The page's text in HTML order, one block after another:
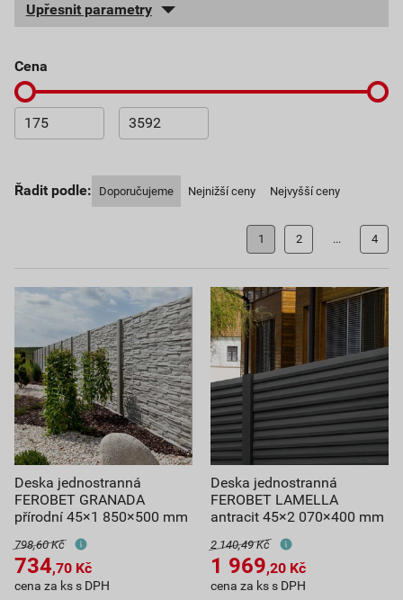
Upřesnit parametry
cena
Řadit podle: Doporučujeme Nejnižší ceny Nejvyšší ceny
1 2 ... 4
Deska jednostranná
FEROBET GRANADA
přírodní 45×1 850×500 mm
798,60 Kč
734,70 Kč
cena za ks s DPH
Deska jednostranná
FEROBET LAMELLA
antracit 45×2 070×400 mm
2 140,49 Kč
1 969,20 Kč
cena za ks s DPH